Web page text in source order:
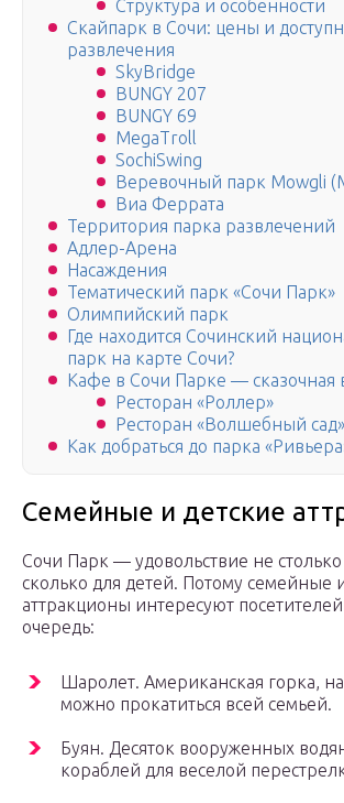
Структура и особенности
Скайпарк в Сочи: цены и
развлечения
SkyBridge
BUNGY 207
BUNGY 69
MegaTroll
SochiSwing
Веревочный парк Mowgli
Виа Феррата
Территория парка развлечений
Адлер-Арена
Насаждения
Тематический парк «Сочи Парк»
Олимпийский парк
Где находится Сочинский
парк на карте Сочи?
Кафе в Сочи Парке — сказочная
Ресторан «Роллер»
Ресторан «Волшебный сад»
Как добраться до парка
Семейные и детские
Сочи Парк — удовольствие не
сколько для детей. Потому семейные
аттракционы интересуют
очередь:
Шаролет. Американская горка,
можно прокатиться всей семьей.
Буян. Десяток вооруженных
кораблей для веселой